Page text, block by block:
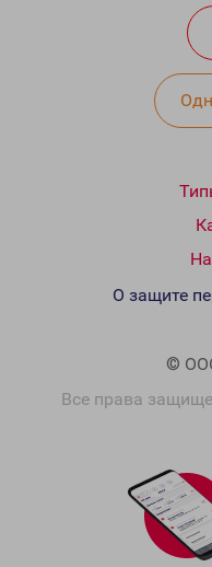
©
Все права
О защите